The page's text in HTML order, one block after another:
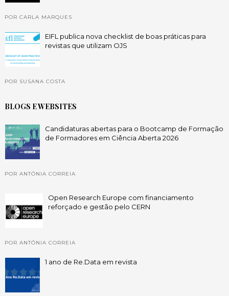
POR CARLA MARQUES
EIFL publica nova checklist de boas práticas para
revistas que utilizam OJS
POR SUSANA COSTA
BLOGS E WEBSITES
Candidaturas abertas para o Bootcamp de Formação
de Formadores em Ciência Aberta 2026
POR ANTÓNIA CORREIA
Open Research Europe com financiamento
reforçado e gestão pelo CERN
POR ANTÓNIA CORREIA
1 ano de Re.Data em revista